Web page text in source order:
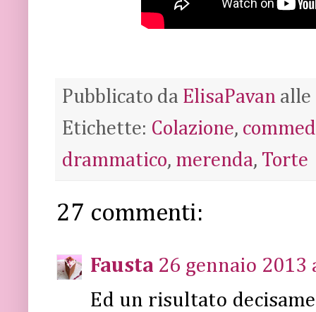
Pubblicato da ElisaPavan alle
Etichette: Colazione,
drammatico, merenda, Torte
27 commenti:
Fausta 26 gennaio 2013
Ed un risultato